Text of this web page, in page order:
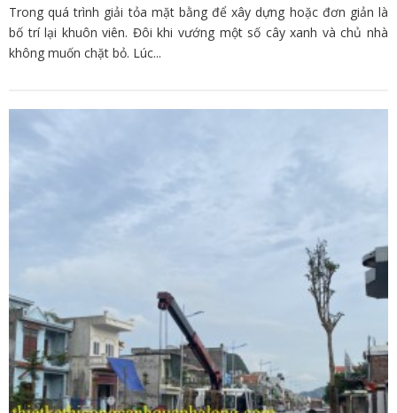
Trong quá trình giải tỏa mặt bằng để xây dựng hoặc đơn giản là
bố trí lại khuôn viên. Đôi khi vướng một số cây xanh và chủ nhà
không muốn chặt bỏ. Lúc...